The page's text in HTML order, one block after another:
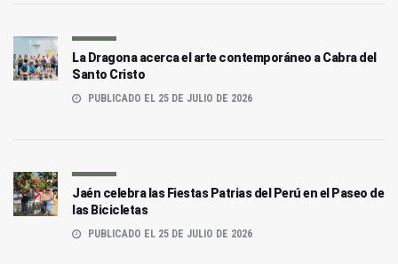
La Dragona acerca el arte contemporáneo a Cabra del
Santo Cristo
PUBLICADO EL 25 DE JULIO DE 2026
Jaén celebra las Fiestas Patrias del Perú en el Paseo de
las Bicicletas
PUBLICADO EL 25 DE JULIO DE 2026